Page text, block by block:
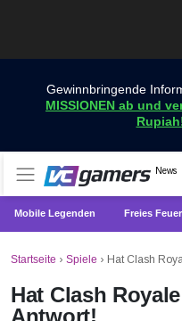
Gewinnbringende
MISSIONEN ab und
News
Mobile Legenden Freies Feuer
Startseite › Spiele › Hat Clash
Hat Clash
Antwort!